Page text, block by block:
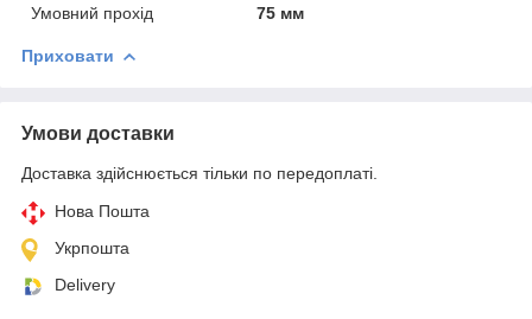
Умовний прохід
75 мм
Приховати
Умови доставки
Доставка здійснюється тільки по передоплаті.
Нова Пошта
Укрпошта
Delivery